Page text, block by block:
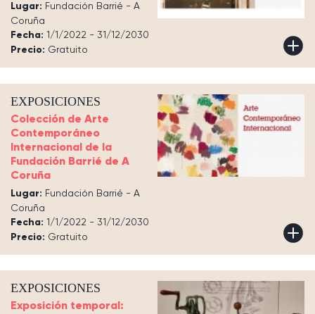
Lugar: Fundación Barrié - A
Coruña
Fecha: 1/1/2022 - 31/12/2030
Precio: Gratuito
EXPOSICIONES
Colección de Arte
Contemporáneo
Internacional de la
Fundación Barrié de A
Coruña
Lugar: Fundación Barrié - A
Coruña
Fecha: 1/1/2022 - 31/12/2030
Precio: Gratuito
EXPOSICIONES
Exposición temporal: